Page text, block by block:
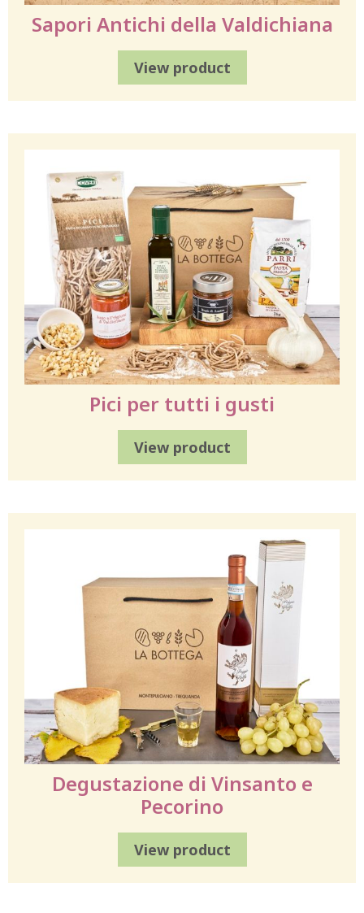
Sapori Antichi della Valdichiana
View product
Pici per tutti i gusti
View product
Degustazione di Vinsanto e
Pecorino
View product